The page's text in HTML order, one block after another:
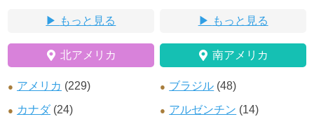
もっと見る もっと見る
北アメリカ
アメリカ (229)
カナダ(24)
南アメリカ
ブラジル (48)
アルゼンチン (14)